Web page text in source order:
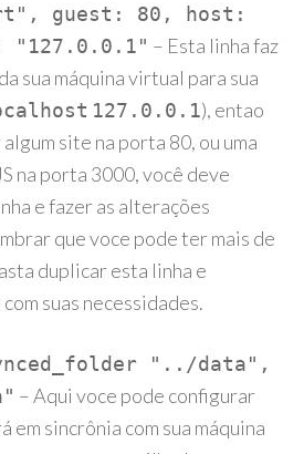
guest: 80, host:
"127.0.0.1" – Esta linha faz
sua máquina virtual para sua
127.0.0.1), entao
site na porta 80, ou uma
na porta 3000, você deve
e fazer as alterações
que voce pode ter mais de
duplicar esta linha e
suas necessidades.
"../data",
– Aqui voce pode configurar
em sincrônia com sua máquina